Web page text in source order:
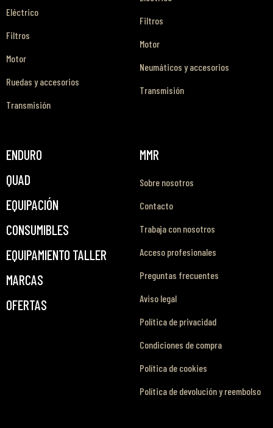
Eléctrico
Filtros
Motor
Ruedas y accesorios
Transmisión
Filtros
Motor
Neumáticos y accesorios
Transmisión
ENDURO
QUAD
EQUIPACIÓN
CONSUMIBLES
EQUIPAMIENTO TALLER
MARCAS
OFERTAS
MMR
Sobre nosotros
Contacto
Trabaja con nosotros
Acceso profesionales
Preguntas frecuentes
Aviso legal
Política de privacidad
Condiciones de compra
Política de cookies
Política de devolución y reembolso